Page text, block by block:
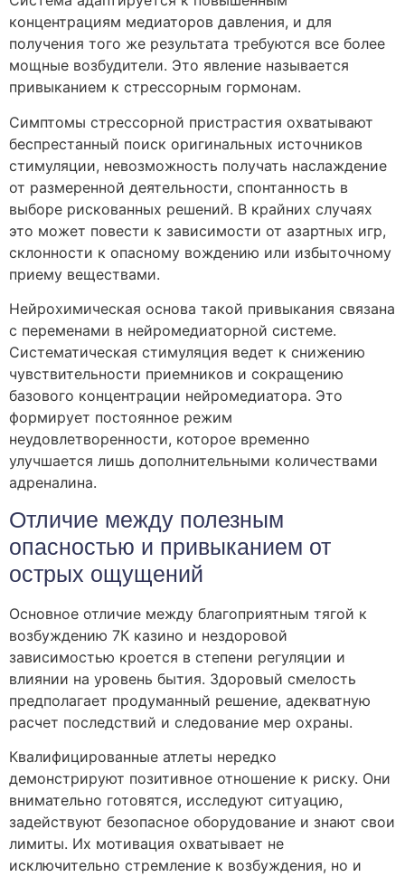
концентрациям медиаторов давления, и для
получения того же результата требуются все более
мощные возбудители. Это явление называется
привыканием к стрессорным гормонам.
Симптомы стрессорной пристрастия охватывают
беспрестанный поиск оригинальных источников
стимуляции, невозможность получать наслаждение
от размеренной деятельности, спонтанность в
выборе рискованных решений. В крайних случаях
это может повести к зависимости от азартных игр,
склонности к опасному вождению или избыточному
приему веществами.
Нейрохимическая основа такой привыкания связана
с переменами в нейромедиаторной системе.
Систематическая стимуляция ведет к снижению
чувствительности приемников и сокращению
базового концентрации нейромедиатора. Это
формирует постоянное режим
неудовлетворенности, которое временно
улучшается лишь дополнительными количествами
адреналина.
Отличие между полезным
опасностью и привыканием от
острых ощущений
Основное отличие между благоприятным тягой к
возбуждению 7К казино и нездоровой
зависимостью кроется в степени регуляции и
влиянии на уровень бытия. Здоровый смелость
предполагает продуманный решение, адекватную
расчет последствий и следование мер охраны.
Квалифицированные атлеты нередко
демонстрируют позитивное отношение к риску. Они
внимательно готовятся, исследуют ситуацию,
задействуют безопасное оборудование и знают свои
лимиты. Их мотивация охватывает не
исключительно стремление к возбуждения, но и